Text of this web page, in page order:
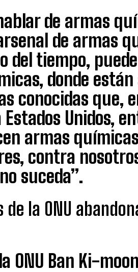
de armas
de armas
del tiempo,
donde están
conocidas que,
Unidos,
armas
contra
suceda”.
la ONU
ONU Ban Ki-